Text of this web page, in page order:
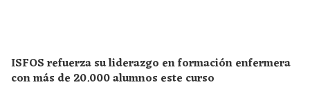
ISFOS refuerza su liderazgo en formación enfermera
con más de 20.000 alumnos este curso